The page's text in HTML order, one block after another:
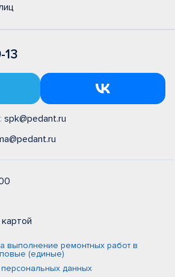
13
spk@pedant.ru
выполнение ремонтных работ в
(единые)
данных